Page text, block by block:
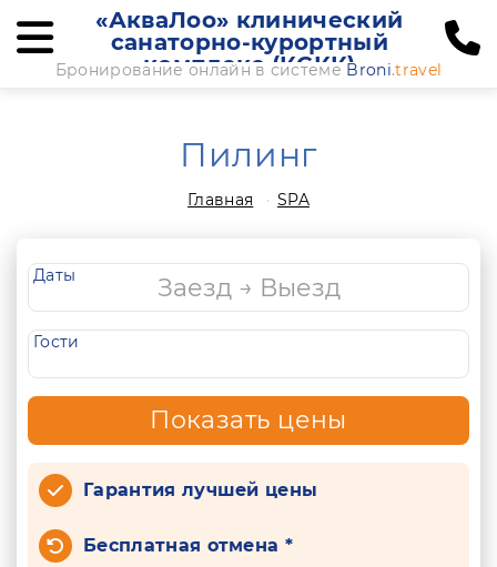
«АкваЛоо» клинический
санаторно-курортный
комплекс (КСКК)
Бронирование онлайн в системе Broni.travel
Пилинг
Главная SPA
Даты
Гости
Показать цены
Гарантия лучшей цены
Бесплатная отмена *